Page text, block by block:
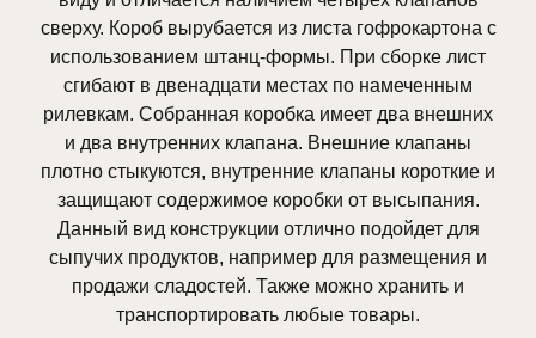
сверху. Короб вырубается из листа гофрокартона с
использованием штанц-формы. При сборке лист
сгибают в двенадцати местах по намеченным
рилевкам. Собранная коробка имеет два внешних
и два внутренних клапана. Внешние клапаны
плотно стыкуются, внутренние клапаны короткие и
защищают содержимое коробки от высыпания.
Данный вид конструкции отлично подойдет для
сыпучих продуктов, например для размещения и
продажи сладостей. Также можно хранить и
транспортировать любые товары.